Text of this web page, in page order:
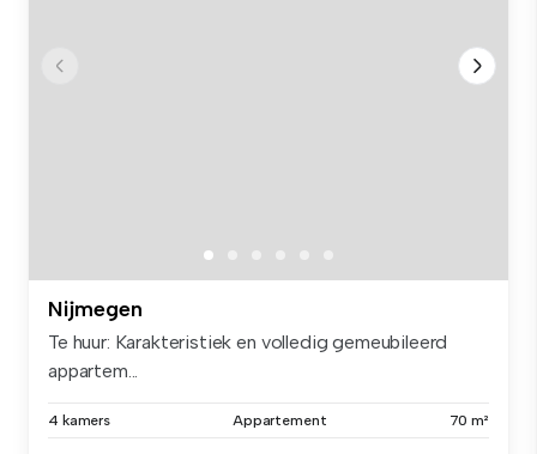
Nijmegen
Te huur: Karakteristiek en volledig gemeubileerd
appartem...
4 kamers Appartement 70 m²